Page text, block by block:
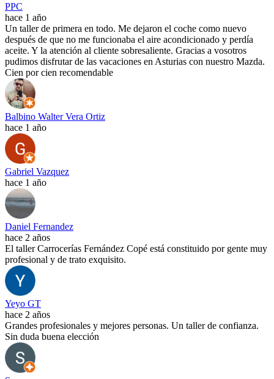
PPC
hace 1 año
Un taller de primera en todo. Me dejaron el coche como nuevo
después de que no me funcionaba el aire acondicionado y perdía
aceite. Y la atención al cliente sobresaliente. Gracias a vosotros
pudimos disfrutar de las vacaciones en Asturias con nuestro Mazda.
Cien por cien recomendable
Balbino Walter Vera Ortiz
hace 1 año
Gabriel Vazquez
hace 1 año
Daniel Fernandez
hace 2 años
El taller Carrocerías Fernández Copé está constituido por gente muy
profesional y de trato exquisito.
Yeyo GT
hace 2 años
Grandes profesionales y mejores personas. Un taller de confianza.
Sin duda buena elección